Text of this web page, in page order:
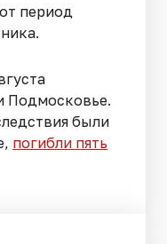
период
Подмосковье.
были
погибли пять